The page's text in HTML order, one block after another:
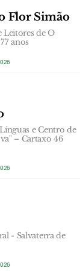
Flor Simão
de O
anos
e Centro de
– Cartaxo 46
- Salvaterra de